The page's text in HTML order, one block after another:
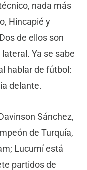
nada más
Hincapié y
de ellos son
Ya se sabe
hablar de fútbol:
delante.
Sánchez,
de Turquía,
Lucumí está
partidos de